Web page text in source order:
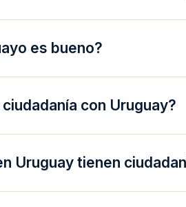
es bueno?
con Uruguay?
Uruguay tienen